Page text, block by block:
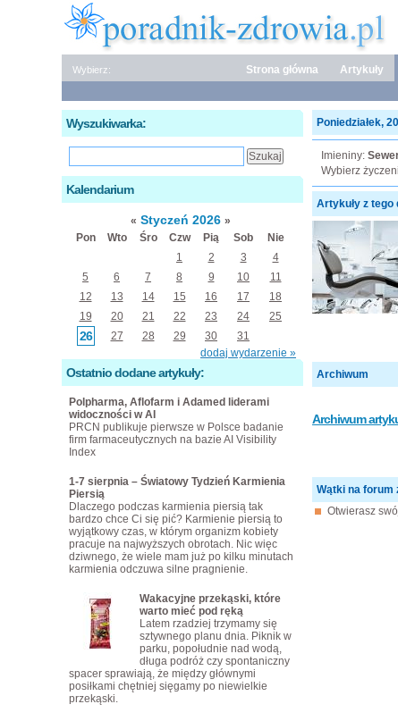
Wybierz: Strona główna Artykuły
Poniedziałek,
Imieniny:
Wybierz
Artykuły z tego
Archiwum
Archiwum
Wątki na forum
Otwierasz
Wyszukiwarka:
Kalendarium
« Styczeń 2026 »
Pon
Wto Śro Czw Pią Sob
Nie
1
2 3
4
5
6 7 8 9 10
11
12
13 14 15 16 17
18
19
20 21 22 23 24 25
26 27 28 29 30
31
dodaj wydarzenie »
Ostatnio dodane artykuły:
Polpharma, Aflofarm i Adamed liderami
widoczności w AI
PRCN publikuje pierwsze w Polsce badanie
firm farmaceutycznych na bazie AI Visibility
Index
1-7 sierpnia – Światowy Tydzień Karmienia
Piersią
Dlaczego podczas karmienia piersią tak
bardzo chce Ci się pić? Karmienie piersią to
wyjątkowy czas, w którym organizm kobiety
pracuje na najwyższych obrotach. Nic więc
dziwnego, że wiele mam już po kilku minutach
karmienia odczuwa silne pragnienie.
Wakacyjne przekąski, które
warto mieć pod ręką
Latem rzadziej trzymamy się
sztywnego planu dnia. Piknik w
parku, popołudnie nad wodą,
długa podróż czy spontaniczny
spacer sprawiają, że między głównymi
posiłkami chętniej sięgamy po niewielkie
przekąski.